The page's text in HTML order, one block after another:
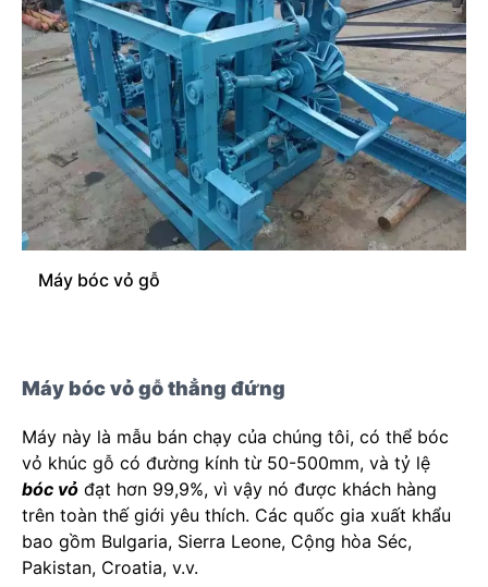
Máy bóc vỏ gỗ
Máy bóc vỏ gỗ thẳng đứng
Máy này là mẫu bán chạy của chúng tôi, có thể bóc
vỏ khúc gỗ có đường kính từ 50-500mm, và tỷ lệ
bóc vỏ đạt hơn 99,9%, vì vậy nó được khách hàng
trên toàn thế giới yêu thích. Các quốc gia xuất khẩu
bao gồm Bulgaria, Sierra Leone, Cộng hòa Séc,
Pakistan, Croatia, v.v.